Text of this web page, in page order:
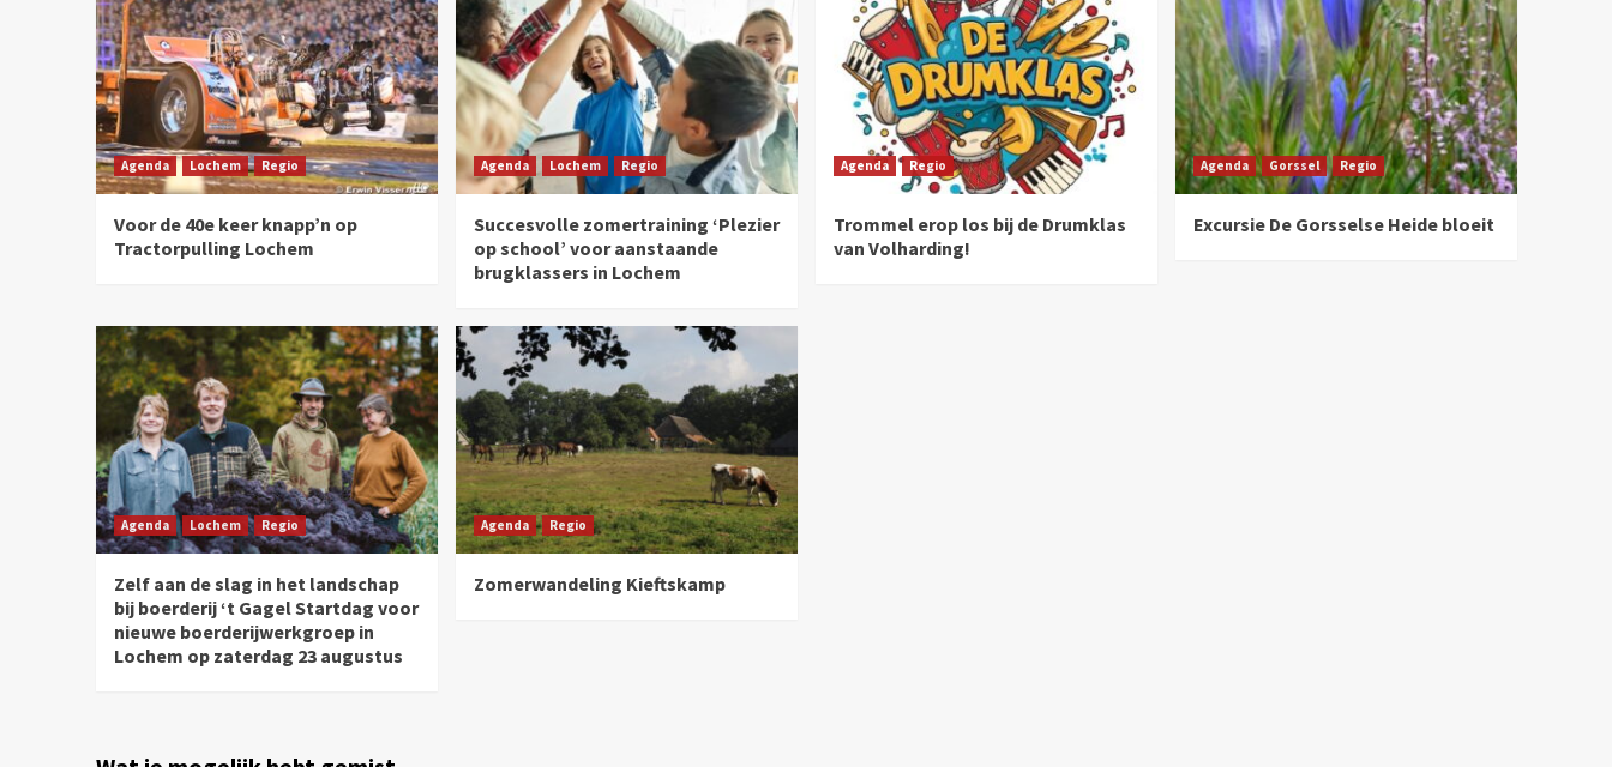
Agenda Lochem Regio
Voor de 40e keer knapp’n op
Tractorpulling Lochem
Agenda Lochem Regio
Succesvolle zomertraining ‘Plezier
op school’ voor aanstaande
brugklassers in Lochem
Agenda Regio
Trommel erop los bij de Drumklas
van Volharding!
Agenda Gorssel Regio
Excursie De Gorsselse Heide bloeit
Agenda Lochem Regio
Zelf aan de slag in het landschap
bij boerderij ‘t Gagel Startdag voor
nieuwe boerderijwerkgroep in
Lochem op zaterdag 23 augustus
Agenda Regio
Zomerwandeling Kieftskamp